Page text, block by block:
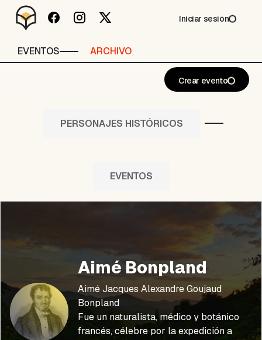
EVENTOS ARCHIVO
Iniciar sesión
Crear evento
PERSONAJES HISTÓRICOS
EVENTOS
Aimé Bonpland
Aimé Jacques Alexandre Goujaud
Bonpland
Fue un naturalista, médico y botánico
francés, célebre por la expedición a